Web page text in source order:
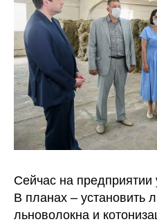
Сейчас на предприятии
В планах – установить
льноволокна и